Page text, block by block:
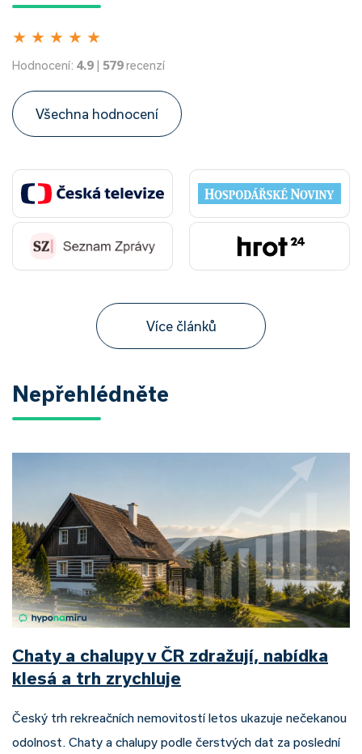
★ ★ ★ ★ ★
Hodnocení: 4.9 | 579recenzí
Všechna hodnocení
Více článků
Nepřehlédněte
Chaty a chalupy v ČR zdražují, nabídka
klesá a trh zrychluje
Český trh rekreačních nemovitostí letos ukazuje nečekanou
odolnost. Chaty a chalupy podle čerstvých dat za poslední